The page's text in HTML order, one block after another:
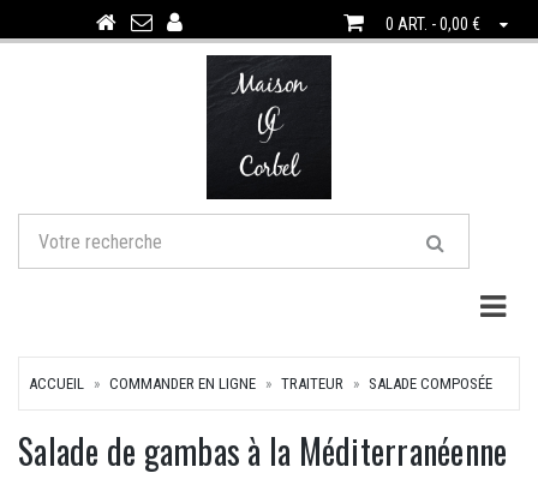
0 ART. - 0,00 €
ACCUEIL COMMANDER EN LIGNE TRAITEUR SALADE COMPOSÉE
Salade de gambas à la Méditerranéenne